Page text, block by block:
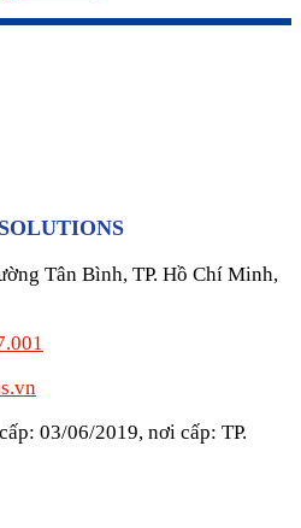
Tân Bình, TP. Hồ Chí Minh,
03/06/2019, nơi cấp: TP.